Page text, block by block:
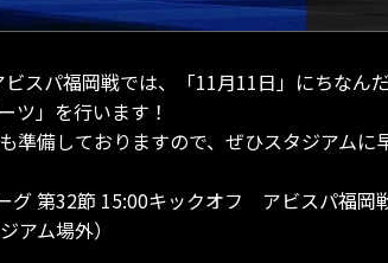
スパ福岡戦では、「11月11日」にちなん
ツ」を行います！
備しておりますので、ぜひスタジアムに
グ 第32節 15:00キックオフ アビスパ福岡
アム場外）